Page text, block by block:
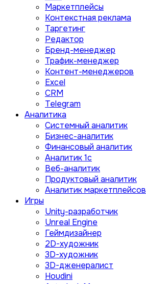
Маркетплейсы
Контекстная реклама
Таргетинг
Редактор
Бренд-менеджер
Трафик-менеджер
Контент-менеджеров
Excel
CRM
Telegram
Аналитика
Системный аналитик
Бизнес-аналитик
Финансовый аналитик
Aналитик 1с
Веб-аналитик
Продуктовый аналитик
Аналитик маркетплейсов
Игры
Unity-разработчик
Unreal Engine
Геймдизайнер
2D-художник
3D-художник
3D-дженералист
Houdini